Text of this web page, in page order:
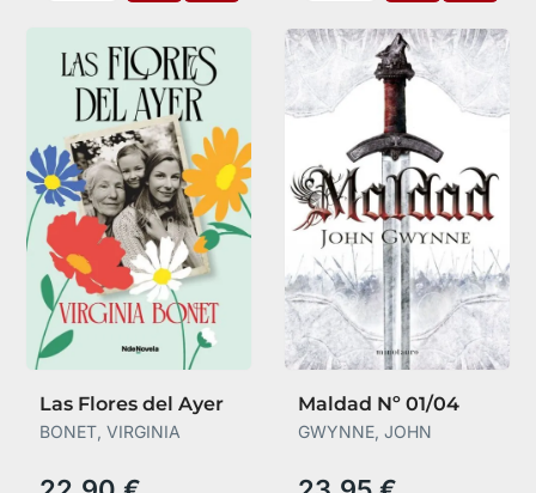
Las Flores del Ayer
BONET, VIRGINIA
Maldad Nº 01/04
GWYNNE, JOHN